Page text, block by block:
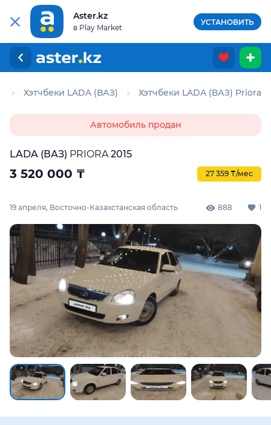
Aster.kz
в Play Market
УСТАНОВИТЬ
Хэтчбеки LADA (ВАЗ) Хэтчбеки LADA (ВАЗ) Priora
Автомобиль продан
LADA (ВАЗ) PRIORA2015
3 520 000 ₸ 27 359 ₸/мес
19 апреля, Восточно-Казахстанская область 888 1